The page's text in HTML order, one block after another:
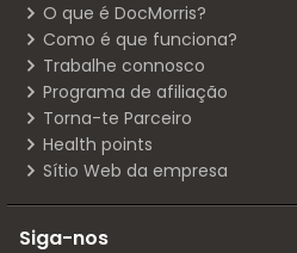
O que é DocMorris?
Como é que funciona?
Trabalhe connosco
Programa de afiliação
Torna-te Parceiro
Health points
Sítio Web da empresa
Siga-nos